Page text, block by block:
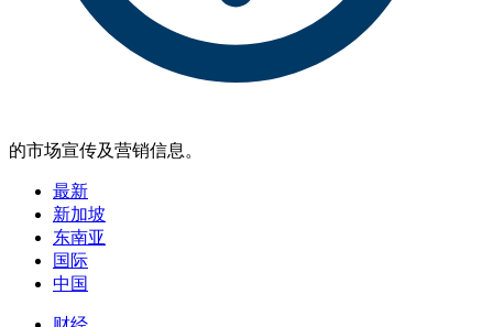
的市场宣传及营销信息。
最新
新加坡
东南亚
国际
中国